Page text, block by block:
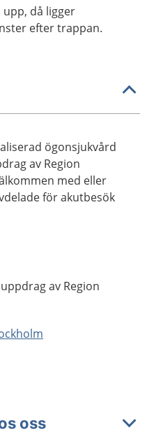
då ligger
efter trappan.
ögonsjukvård
av Region
med eller
för akutbesök
av Region
oss